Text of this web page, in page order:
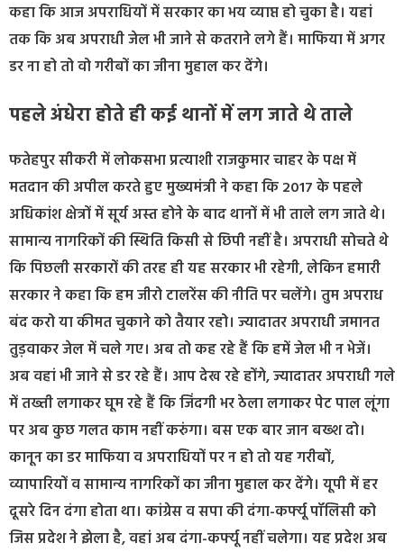
कहा कि आज अपराधियों में सरकार का भय व्याप्त हो चुका है। यहां
तक कि अब अपराधी जेल भी जाने से कतराने लगे हैं। माफिया में अगर
डर ना हो तो वो गरीबों का जीना मुहाल कर देंगे।
पहले अंधेरा होते ही कई थानों में लग जाते थे ताले
फतेहपुर सीकरी में लोकसभा प्रत्याशी राजकुमार चाहर के पक्ष में
मतदान की अपील करते हुए मुख्यमंत्री ने कहा कि 2017 के पहले
अधिकांश क्षेत्रों में सूर्य अस्त होने के बाद थानों में भी ताले लग जाते थे।
सामान्य नागरिकों की स्थिति किसी से छिपी नहीं है। अपराधी सोचते थे
कि पिछली सरकारों की तरह ही यह सरकार भी रहेगी, लेकिन हमारी
सरकार ने कहा कि हम जीरो टालरेंस की नीति पर चलेंगे। तुम अपराध
बंद करो या कीमत चुकाने को तैयार रहो। ज्यादातर अपराधी जमानत
तुड़वाकर जेल में चले गए। अब तो कह रहे हैं कि हमें जेल भी न भेजें।
अब वहां भी जाने से डर रहे हैं। आप देख रहे होंगे, ज्यादातर अपराधी गले
में तख्ती लगाकर घूम रहे हैं कि जिंदगी भर ठेला लगाकर पेट पाल लूंगा
पर अब कुछ गलत काम नहीं करुंगा। बस एक बार जान बख्श दो।
कानून का डर माफिया व अपराधियों पर न हो तो यह गरीबों,
व्यापारियों व सामान्य नागरिकों का जीना मुहाल कर देंगे। यूपी में हर
दूसरे दिन दंगा होता था। कांग्रेस व सपा की दंगा-कर्फ्यू पॉलिसी को
जिस प्रदेश ने झेला है, वहां अब दंगा-कर्फ्यू नहीं चलेगा। यह प्रदेश अब